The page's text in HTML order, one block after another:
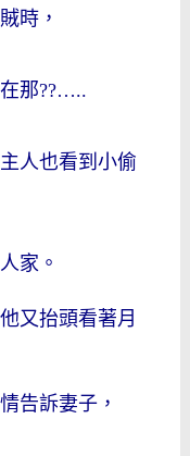
時，
那??…..
人也看到小偷
家。
又抬頭看著月
告訴妻子，